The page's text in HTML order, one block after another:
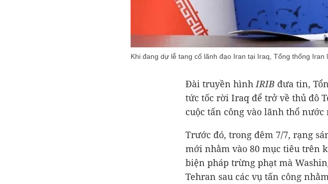
Khi đang dự lễ tang cố lãnh đạo Iran tại Iraq, Tổng thống
Đài truyền hìnhIRIB đưa tin,
tức tốc rời Iraq để trở về thủ đô
cuộc tấn công vào lãnh thổ nước
Trước đó, trong đêm 7/7, rạng
mới nhằm vào 80 mục tiêu trên
biện pháp trừng phạt mà
Tehran sau các vụ tấn công